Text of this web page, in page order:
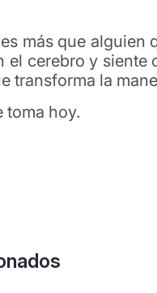
más que alguien
el cerebro y
transforma la
toma hoy.